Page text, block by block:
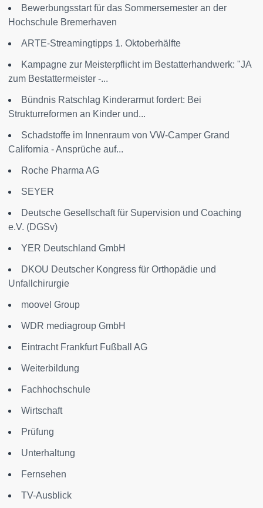
Bewerbungsstart für das Sommersemester an der
Hochschule Bremerhaven
ARTE-Streamingtipps 1. Oktoberhälfte
Kampagne zur Meisterpflicht im Bestatterhandwerk: "JA
zum Bestattermeister -...
Bündnis Ratschlag Kinderarmut fordert: Bei
Strukturreformen an Kinder und...
Schadstoffe im Innenraum von VW-Camper Grand
California - Ansprüche auf...
Roche Pharma AG
SEYER
Deutsche Gesellschaft für Supervision und Coaching
e.V. (DGSv)
YER Deutschland GmbH
DKOU Deutscher Kongress für Orthopädie und
Unfallchirurgie
moovel Group
WDR mediagroup GmbH
Eintracht Frankfurt Fußball AG
Weiterbildung
Fachhochschule
Wirtschaft
Prüfung
Unterhaltung
Fernsehen
TV-Ausblick